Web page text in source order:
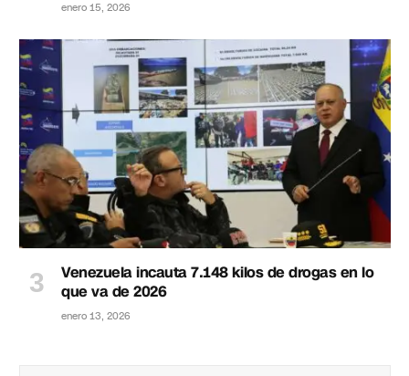
enero 15, 2026
Venezuela incauta 7.148 kilos de drogas en lo
que va de 2026
enero 13, 2026